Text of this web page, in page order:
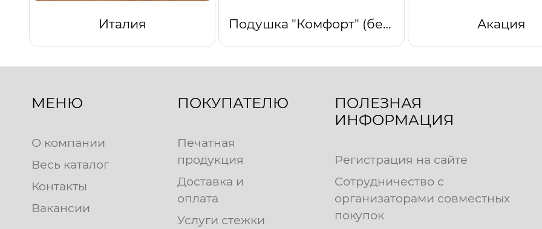
Италия Подушка "Комфорт" (бежевый) Акация
МЕНЮ
О компании
Весь каталог
Контакты
Вакансии
ПОКУПАТЕЛЮ
Печатная
продукция
Доставка и
оплата
Услуги стежки
ПОЛЕЗНАЯ
ИНФОРМАЦИЯ
Регистрация на сайте
Сотрудничество с
организаторами совместных
покупок